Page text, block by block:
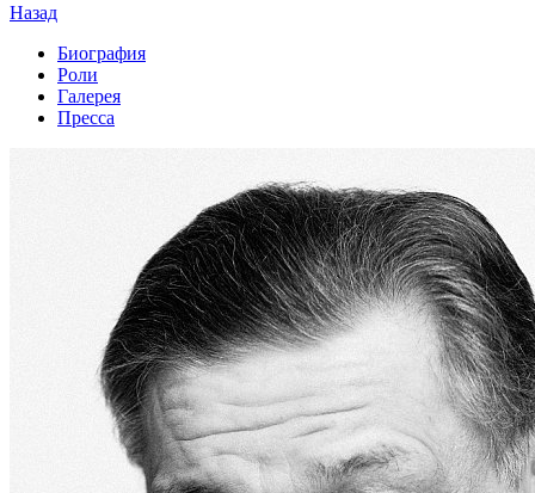
Назад
Биография
Роли
Галерея
Пресса